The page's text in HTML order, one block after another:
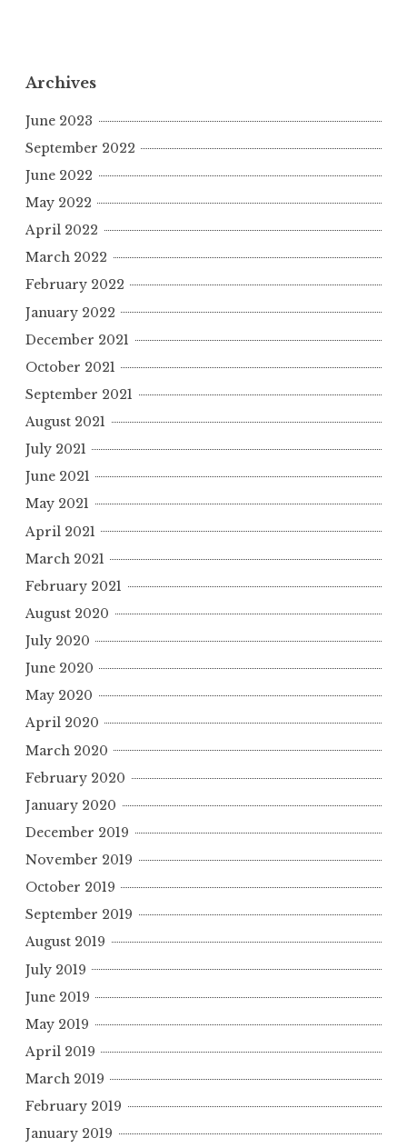
Archives
June 2023
September 2022
June 2022
May 2022
April 2022
March 2022
February 2022
January 2022
December 2021
October 2021
September 2021
August 2021
July 2021
June 2021
May 2021
April 2021
March 2021
February 2021
August 2020
July 2020
June 2020
May 2020
April 2020
March 2020
February 2020
January 2020
December 2019
November 2019
October 2019
September 2019
August 2019
July 2019
June 2019
May 2019
April 2019
March 2019
February 2019
January 2019